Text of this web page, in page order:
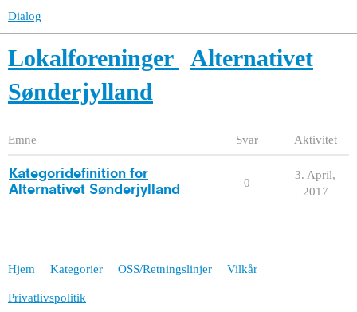
Dialog
Lokalforeninger
Alternativet
Sønderjylland
Emne Svar Aktivitet
Kategoridefinition for
Alternativet Sønderjylland
0
3. April,
2017
Hjem Kategorier OSS/Retningslinjer Vilkår
Privatlivspolitik